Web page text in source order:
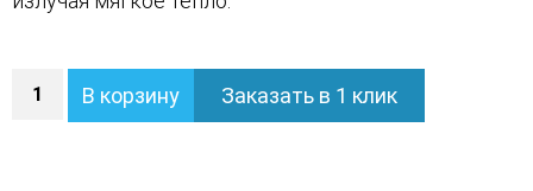
Печь
Геленджик
В корзину Заказать в 1 клик